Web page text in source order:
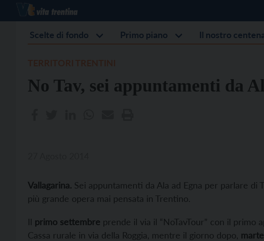
Scelte di fondo Primo piano Il nostro
No Tav, sei appuntamenti da
Vallagarina. Sei appuntamenti da Ala ad Egna per parlare di
più grande opera mai pensata in Trentino.
Il primo settembre prende il via il “NoTavTour” con il primo
Cassa rurale in via della Roggia, mentre il giorno dopo,